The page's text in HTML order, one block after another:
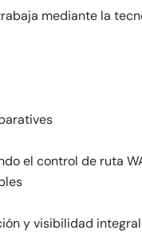
mediante la
el control de ruta
y visibilidad